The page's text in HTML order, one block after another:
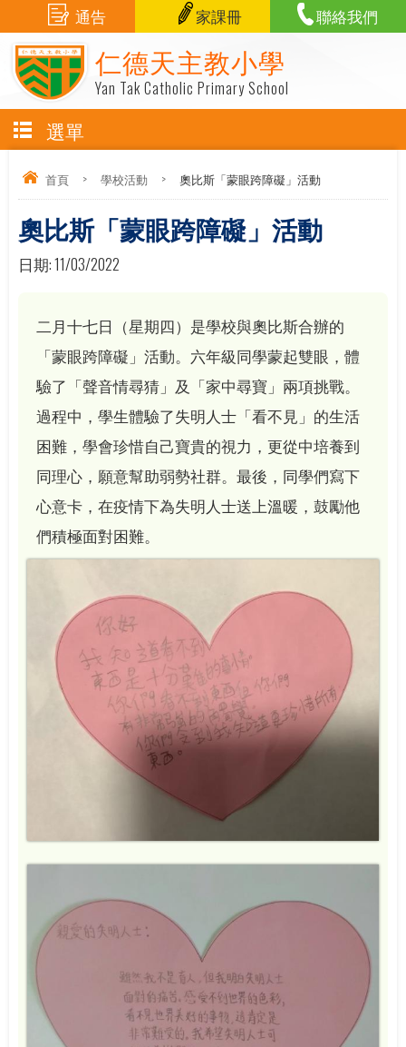
仁德天主教小學
Yan Tak Catholic Primary School
通告 家課冊 聯絡我們
選單
首頁 > 學校活動 > 奧比斯「蒙眼跨障礙」活動
奧比斯「蒙眼跨障礙」活動
日期:11/03/2022
二月十七日（星期四）是學校與奧比斯合辦的
「蒙眼跨障礙」活動。六年級同學蒙起雙眼，體
驗了「聲音情尋猜」及「家中尋寶」兩項挑戰。
過程中，學生體驗了失明人士「看不見」的生活
困難，學會珍惜自己寶貴的視力，更從中培養到
同理心，願意幫助弱勢社群。最後，同學們寫下
心意卡，在疫情下為失明人士送上溫暖，鼓勵他
們積極面對困難。